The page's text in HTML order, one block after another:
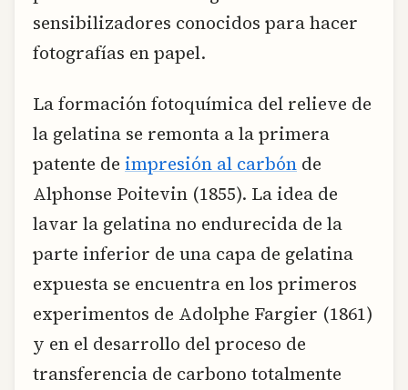
sensibilizadores conocidos para hacer
fotografías en papel.
La formación fotoquímica del relieve de
la gelatina se remonta a la primera
patente de impresión al carbón de
Alphonse Poitevin (1855). La idea de
lavar la gelatina no endurecida de la
parte inferior de una capa de gelatina
expuesta se encuentra en los primeros
experimentos de Adolphe Fargier (1861)
y en el desarrollo del proceso de
transferencia de carbono totalmente